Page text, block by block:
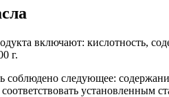
включают: кислотность,
г.
следующее:
установленным